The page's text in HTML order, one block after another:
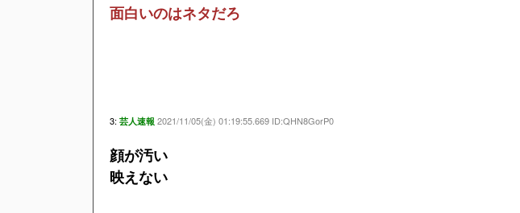
面白いのはネタだろ
3: 芸人速報 2021/11/05(金) 01:19:55.669 ID:QHN8GorP0
顔が汚い
映えない